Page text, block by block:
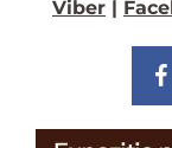
Viber